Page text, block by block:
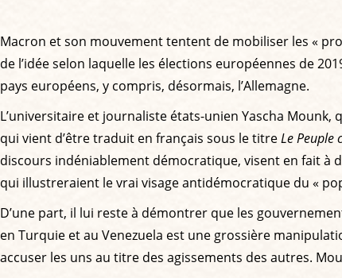
Macron et son mouvement tentent de mobiliser les «
de l’idée selon laquelle les élections européennes de
pays européens, y compris, désormais, l’Allemagne.
L’universitaire et journaliste états-unien Yascha Mounk,
qui vient d’être traduit en français sous le titreLe Peuple
discours indéniablement démocratique, visent en fait à
qui illustreraient le vrai visage antidémocratique du «
D’une part, il lui reste à démontrer que les
en Turquie et au Venezuela est une grossière
accuser les uns au titre des agissements des autres.